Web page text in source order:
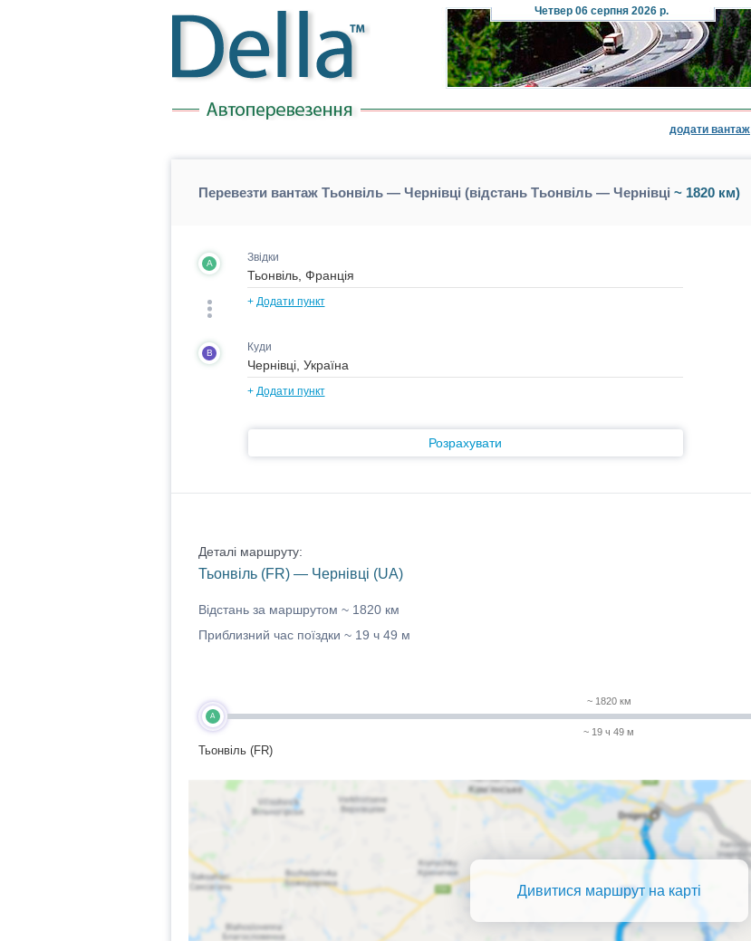
Четвер 06 серпня 2026 р.
додати вантаж
Перевезти вантаж Тьонвіль — Чернівці (відстань Тьонвіль — Чернівці ~ 1820 км)
A Звідки
+ Додати пункт
B Куди
+ Додати пункт
Розрахувати
Деталі маршруту:
Тьонвіль (FR) — Чернівці (UA)
Відстань за маршрутом ~ 1820 км
Приблизний час поїздки ~ 19 ч 49 м
A
Тьонвіль (FR)
~ 1820 км
~ 19 ч 49 м
Дивитися маршрут на карті